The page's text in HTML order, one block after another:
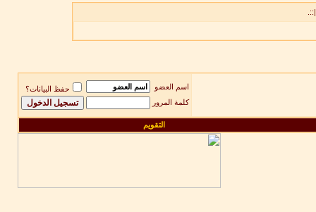
اسم العضو
حفظ البيانات؟
كلمة المرور
التقويم